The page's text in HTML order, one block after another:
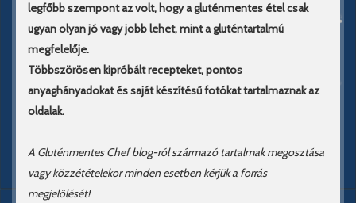
legfőbb szempont az volt, hogy a gluténmentes étel csak
ugyan olyan jó vagy jobb lehet, mint a gluténtartalmú
megfelelője.
Többszörösen kipróbált recepteket, pontos
anyaghányadokat és saját készítésű fotókat tartalmaznak az
oldalak.
A Gluténmentes Chef blog-ról származó tartalmak megosztása
vagy közzétételekor minden esetben kérjük a forrás
megjelölését!